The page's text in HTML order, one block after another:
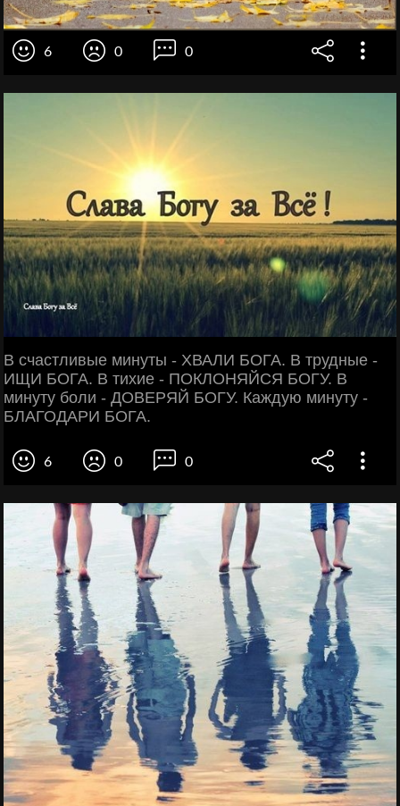
6 0 0
В счастливые минуты - ХВАЛИ БОГА. В трудные -
ИЩИ БОГА. В тихие - ПОКЛОНЯЙСЯ БОГУ. В
минуту боли - ДОВЕРЯЙ БОГУ. Каждую минуту -
БЛАГОДАРИ БОГА.
6 0 0